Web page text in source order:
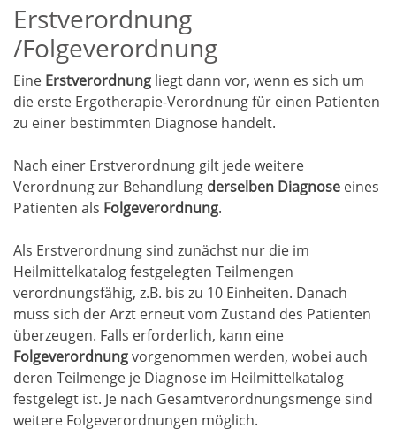
Erstverordnung
/Folgeverordnung
Eine Erstverordnung liegt dann vor, wenn es sich um
die erste Ergotherapie-Verordnung für einen Patienten
zu einer bestimmten Diagnose handelt.
Nach einer Erstverordnung gilt jede weitere
Verordnung zur Behandlung derselben Diagnose eines
Patienten als Folgeverordnung.
Als Erstverordnung sind zunächst nur die im
Heilmittelkatalog festgelegten Teilmengen
verordnungsfähig, z.B. bis zu 10 Einheiten. Danach
muss sich der Arzt erneut vom Zustand des Patienten
überzeugen. Falls erforderlich, kann eine
Folgeverordnungvorgenommen werden, wobei auch
deren Teilmenge je Diagnose im Heilmittelkatalog
festgelegt ist. Je nach Gesamtverordnungsmenge sind
weitere Folgeverordnungen möglich.